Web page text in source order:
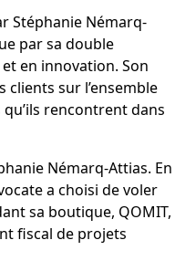
Stéphanie Némarq-
par sa double
en innovation. Son
clients sur l’ensemble
rencontrent dans
Némarq-Attias. En
a choisi de voler
sa boutique, QOMIT,
fiscal de projets